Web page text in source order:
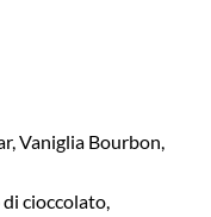
Vaniglia Bourbon,
cioccolato,